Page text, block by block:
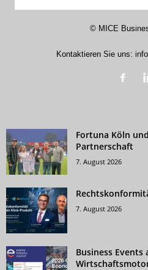
© MICE
Kontaktieren Sie uns:
Fortuna Köln
Partnerschaft
7. August 2026
7. August 2026
Business Events